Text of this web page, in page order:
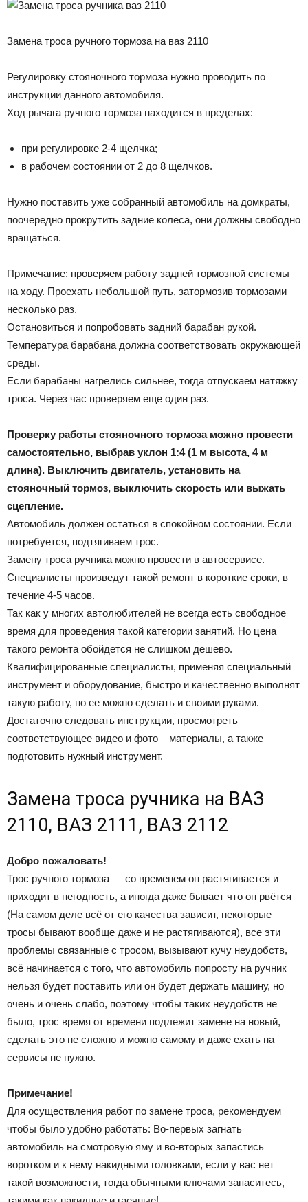
Замена троса ручного тормоза на ваз 2110
Регулировку стояночного тормоза нужно проводить по
инструкции данного автомобиля.
Ход рычага ручного тормоза находится в пределах:
при регулировке 2-4 щелчка;
в рабочем состоянии от 2 до 8 щелчков.
Нужно поставить уже собранный автомобиль на домкраты,
поочередно прокрутить задние колеса, они должны свободно
вращаться.
Примечание: проверяем работу задней тормозной системы
на ходу. Проехать небольшой путь, затормозив тормозами
несколько раз.
Остановиться и попробовать задний барабан рукой.
Температура барабана должна соответствовать окружающей
среды.
Если барабаны нагрелись сильнее, тогда отпускаем натяжку
троса. Через час проверяем еще один раз.
Проверку работы стояночного тормоза можно провести
самостоятельно, выбрав уклон 1:4 (1 м высота, 4 м
длина). Выключить двигатель, установить на
стояночный тормоз, выключить скорость или выжать
сцепление.
Автомобиль должен остаться в спокойном состоянии. Если
потребуется, подтягиваем трос.
Замену троса ручника можно провести в автосервисе.
Специалисты произведут такой ремонт в короткие сроки, в
течение 4-5 часов.
Так как у многих автолюбителей не всегда есть свободное
время для проведения такой категории занятий. Но цена
такого ремонта обойдется не слишком дешево.
Квалифицированные специалисты, применяя специальный
инструмент и оборудование, быстро и качественно выполнят
такую работу, но ее можно сделать и своими руками.
Достаточно следовать инструкции, просмотреть
соответствующее видео и фото – материалы, а также
подготовить нужный инструмент.
Замена троса ручника на ВАЗ
2110, ВАЗ 2111, ВАЗ 2112
Добро пожаловать!
Трос ручного тормоза — со временем он растягивается и
приходит в негодность, а иногда даже бывает что он рвётся
(На самом деле всё от его качества зависит, некоторые
тросы бывают вообще даже и не растягиваются), все эти
проблемы связанные с тросом, вызывают кучу неудобств,
всё начинается с того, что автомобиль попросту на ручник
нельзя будет поставить или он будет держать машину, но
очень и очень слабо, поэтому чтобы таких неудобств не
было, трос время от времени подлежит замене на новый,
сделать это не сложно и можно самому и даже ехать на
сервисы не нужно.
Примечание!
Для осуществления работ по замене троса, рекомендуем
чтобы было удобно работать: Во-первых загнать
автомобиль на смотровую яму и во-вторых запастись
воротком и к нему накидными головками, если у вас нет
такой возможности, тогда обычными ключами запаситесь,